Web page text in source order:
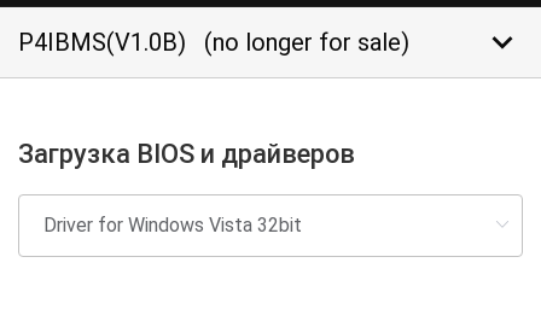
P4IBMS(V1.0B) (no longer for sale) keyboard_arrow_down
Загрузка BIOS и драйверов